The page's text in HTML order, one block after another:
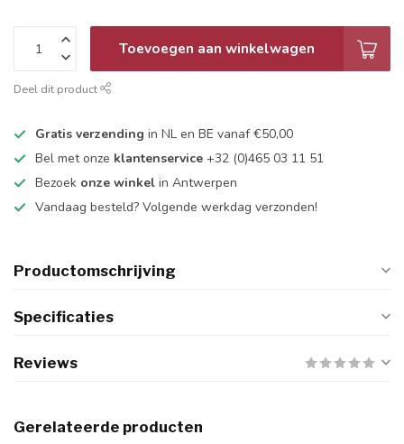
Toevoegen aan winkelwagen
Deel dit product
Gratis verzending in NL en BE vanaf €50,00
Bel met onze klantenservice +32 (0)465 03 11 51
Bezoek onze winkel in Antwerpen
Vandaag besteld? Volgende werkdag verzonden!
Productomschrijving
Specificaties
Reviews
Gerelateerde producten